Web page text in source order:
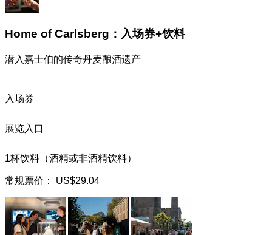
Home of Carlsberg：入场券+饮料
潜入嘉士伯的传奇丹麦酿酒遗产
入场券
展览入口
1杯饮料（酒精或非酒精饮料）
常规票价： US$29.04